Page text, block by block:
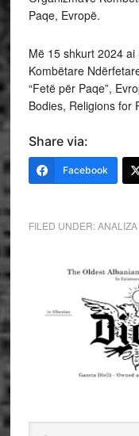
Paqe, Evropë.
Më 15 shkurt 2024
Kombëtare
“Fetë për Paqe”,
Bodies, Religions for
Share via:
Facebook
FILED UNDER:ANALIZA